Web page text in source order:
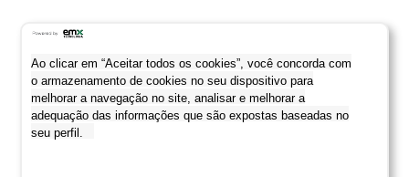
Ao clicar em “Aceitar todos os cookies”, você concorda com
o armazenamento de cookies no seu dispositivo para
melhorar a navegação no site, analisar e melhorar a
adequação das informações que são expostas baseadas no
seu perfil.